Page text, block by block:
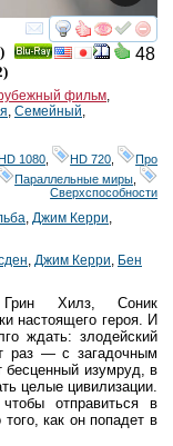
смотреть
48
)
фильм
Семейный
1080 HD 720
Про
Параллельные миры
Сверхспособности
Джим Керри
Джим Керри Бен
Хилз, Соник
настоящего героя. И
ждать: злодейский
раз — с загадочным
бесценный изумруд, в
целые цивилизации.
отправиться в
как он попадет в